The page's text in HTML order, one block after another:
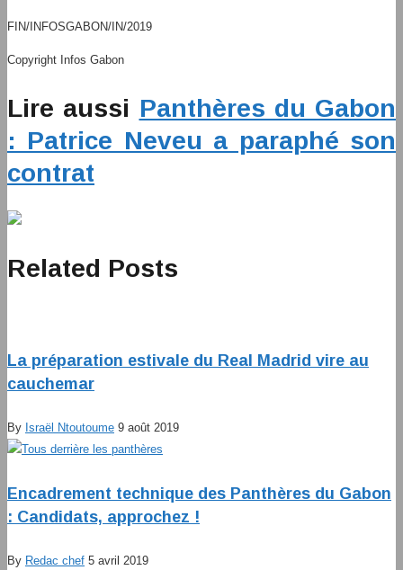
FIN/INFOSGABON/IN/2019
Copyright Infos Gabon
Lire aussi Panthères du Gabon
: Patrice Neveu a paraphé son
contrat
Related Posts
La préparation estivale du Real Madrid vire au
cauchemar
By Israël Ntoutoume 9 août 2019
Encadrement technique des Panthères du Gabon
: Candidats, approchez !
By Redac chef 5 avril 2019